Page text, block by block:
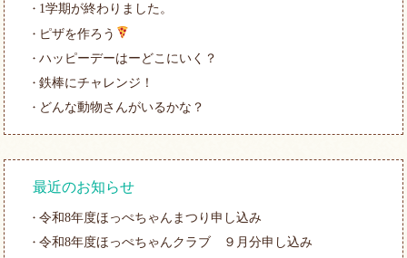
1学期が終わりました。
ピザを作ろう
ハッピーデーはーどこにいく？
鉄棒にチャレンジ！
どんな動物さんがいるかな？
最近のお知らせ
令和8年度ほっぺちゃんまつり申し込み
令和8年度ほっぺちゃんクラブ ９月分申し込み